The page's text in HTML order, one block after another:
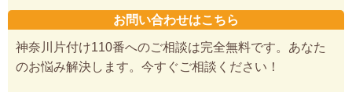
お問い合わせはこちら
神奈川片付け110番へのご相談は完全無料です。あなた
のお悩み解決します。今すぐご相談ください！